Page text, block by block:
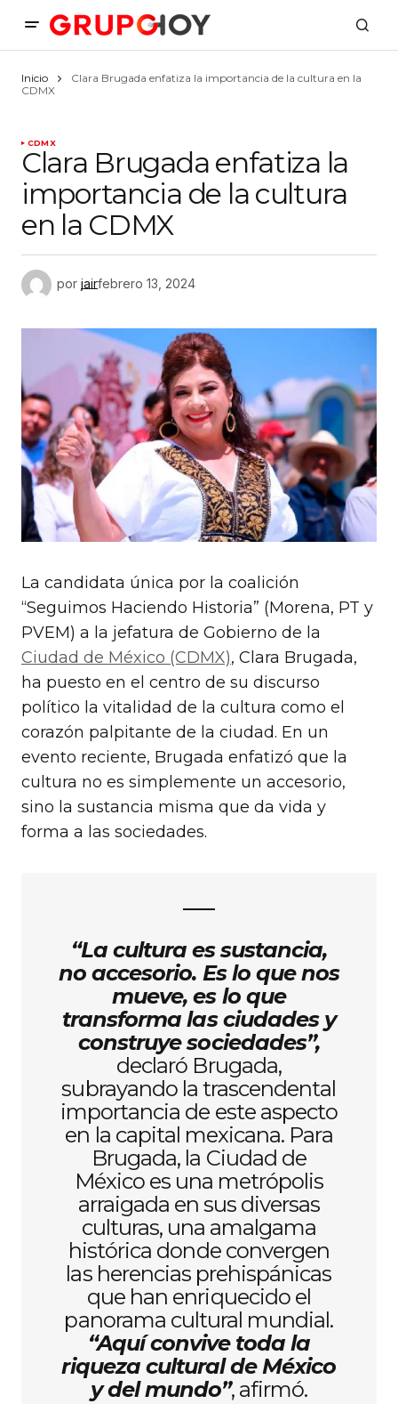
Inicio
Clara Brugada enfatiza la importancia de la cultura en la
CDMX
CDMX
Clara Brugada enfatiza la
importancia de la cultura
en la CDMX
por jairfebrero 13, 2024
La candidata única por la coalición
“Seguimos Haciendo Historia” (Morena, PT y
PVEM) a la jefatura de Gobierno de la
Ciudad de México (CDMX), Clara Brugada,
ha puesto en el centro de su discurso
político la vitalidad de la cultura como el
corazón palpitante de la ciudad. En un
evento reciente, Brugada enfatizó que la
cultura no es simplemente un accesorio,
sino la sustancia misma que da vida y
forma a las sociedades.
“La cultura es sustancia,
no accesorio. Es lo que nos
mueve, es lo que
transforma las ciudades y
construye sociedades”,
declaró Brugada,
subrayando la trascendental
importancia de este aspecto
en la capital mexicana. Para
Brugada, la Ciudad de
México es una metrópolis
arraigada en sus diversas
culturas, una amalgama
histórica donde convergen
las herencias prehispánicas
que han enriquecido el
panorama cultural mundial.
“Aquí convive toda la
riqueza cultural de México
y del mundo”, afirmó.